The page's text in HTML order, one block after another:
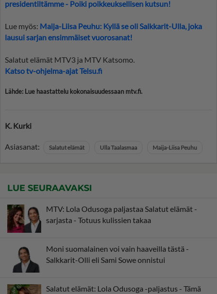
presidentiltämme - Poiki poikkeuksellisen kutsun!
Lue myös: Maija-Liisa Peuhu: Kyllä se oli Salkkarit-Ulla, joka
lausui sarjan ensimmäiset vuorosanat!
Salatut elämät MTV3 ja MTV Katsomo.
Katso tv-ohjelma-ajat Telsu.fi
Lähde: Lue haastattelu kokonaisuudessaan mtv.fi.
K. Kurki
Asiasanat: Salatut elämät Ulla Taalasmaa Maija-Liisa Peuhu
LUE SEURAAVAKSI
MTV: Lola Odusoga paljastaa Salatut elämät -
sarjasta - Totuus kulissien takaa
Moni suomalainen voi vain haaveilla tästä -
Salkkarit-Olli eli Sami Sowe onnistui
Salatut elämät: Lola Odusoga -paljastus - Tämä